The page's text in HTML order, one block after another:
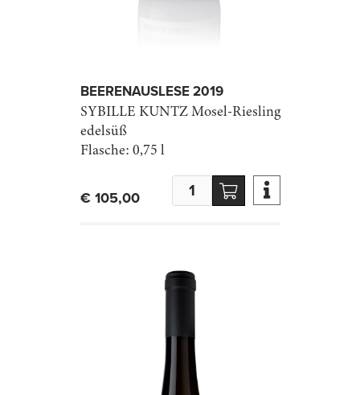
BEEREN­AUSLESE 2019
SYBILLE KUNTZMosel-Riesling
edelsüß
Flasche: 0,75 l
€ 105,00 